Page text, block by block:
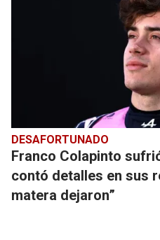
DESAFORTUNADO
Franco Colapinto
contó detalles en sus
matera dejaron”